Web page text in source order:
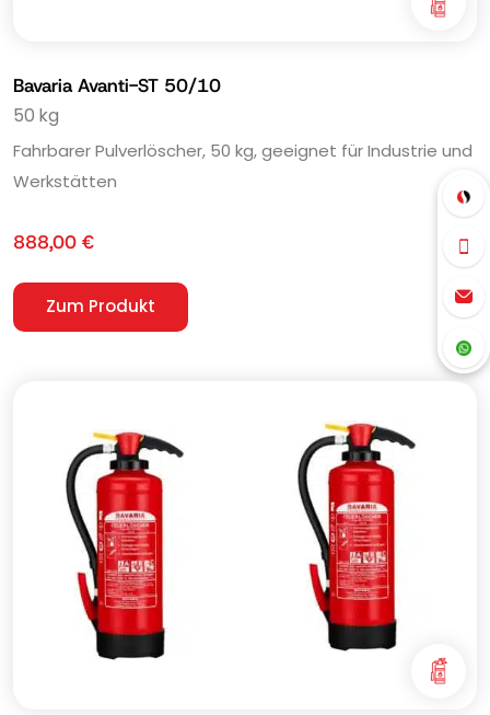
Bavaria Avanti-ST 50/10
50 kg
Fahrbarer Pulverlöscher, 50 kg, geeignet für Industrie und
Werkstätten
888,00 €
Zum Produkt